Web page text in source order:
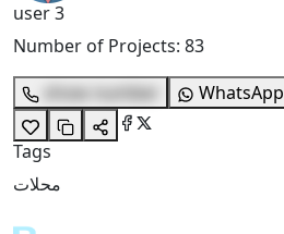
user 3
Number of Projects: 83
show number
WhatsApp
Tags
محلات